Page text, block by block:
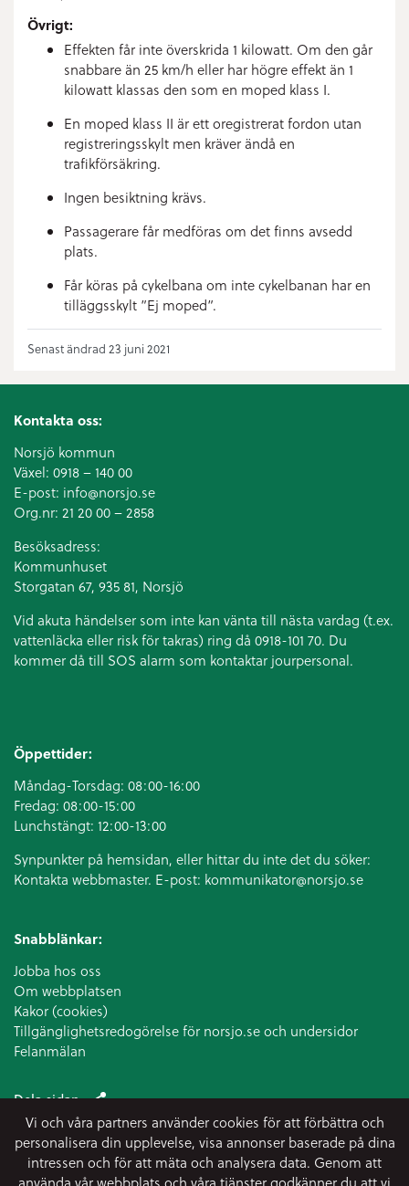
Övrigt:
Effekten får inte överskrida 1 kilowatt. Om den går
snabbare än 25 km/h eller har högre effekt än 1
kilowatt klassas den som en moped klass I.
En moped klass II är ett oregistrerat fordon utan
registreringsskylt men kräver ändå en
trafikförsäkring.
Ingen besiktning krävs.
Passagerare får medföras om det finns avsedd
plats.
Får köras på cykelbana om inte cykelbanan har en
tilläggsskylt ”Ej moped”.
Senast ändrad 23 juni 2021
Kontakta oss:
Norsjö kommun
Växel: 0918 – 140 00
E-post: info@norsjo.se
Org.nr: 21 20 00 – 2858
Besöksadress:
Kommunhuset
Storgatan 67, 935 81, Norsjö
Vid akuta händelser som inte kan vänta till nästa vardag (t.ex.
vattenläcka eller risk för takras) ring då 0918-101 70. Du
kommer då till SOS alarm som kontaktar jourpersonal.
Öppettider:
Måndag-Torsdag: 08:00-16:00
Fredag: 08:00-15:00
Lunchstängt: 12:00-13:00
Synpunkter på hemsidan, eller hittar du inte det du söker:
Kontakta webbmaster. E-post: kommunikator@norsjo.se
Snabblänkar:
Jobba hos oss
Om webbplatsen
Kakor (cookies)
Tillgänglighetsredogörelse för norsjo.se och undersidor
Felanmälan
Dela sidan
Vi och våra partners använder cookies för att förbättra och
personalisera din upplevelse, visa annonser baserade på dina
intressen och för att mäta och analysera data. Genom att